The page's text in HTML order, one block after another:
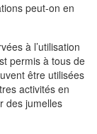
peut-on en
à l’utilisation
permis à tous de
être utilisées
activités en
des jumelles